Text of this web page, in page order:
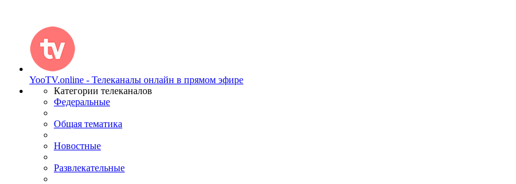
YooTV.online - Телеканалы онлайн в прямом эфире
Категории телеканалов
Федеральные
Общая тематика
Новостные
Развлекательные